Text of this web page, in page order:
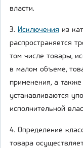
власти.
3. Исключения из
распространяется
том числе товары,
в малом объеме,
применения, а
устанавливаются
исполнительной
4. Определение
товара